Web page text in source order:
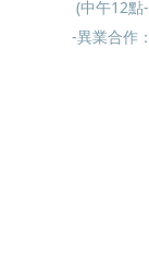
(中午12點
-異業合作